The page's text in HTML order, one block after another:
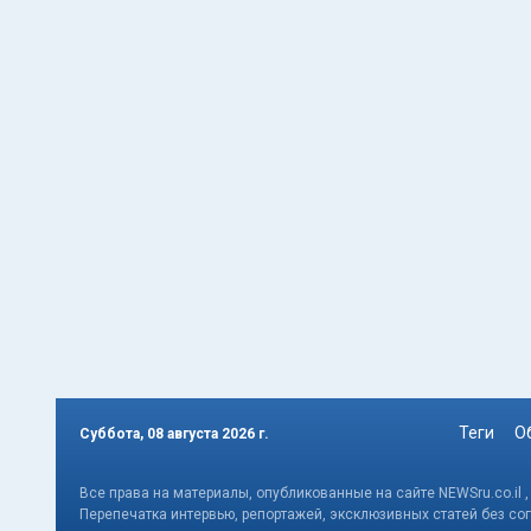
Суббота, 08 августа 2026 г. Теги
Все права на материалы, опубликованные на сайте NEWSru.co.il
Перепечатка интервью, репортажей, эксклюзивных статей без